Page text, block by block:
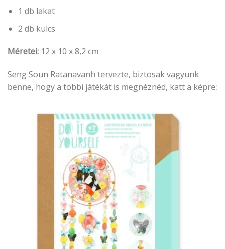
1 db lakat
2 db kulcs
Méretei: 12 x 10 x 8,2 cm
Seng Soun Ratanavanh tervezte, biztosak vagyunk
benne, hogy a többi játékát is megnéznéd, katt a képre: